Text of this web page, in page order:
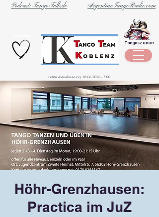
ArgentineTangoRadio.com
Podcast: Tango-Talk.de
Szene
Tangoszenen
Letzte Aktualisierung: 18.06.2026 - 7:00
Höhr-Grenzhausen:
Practica im JuZ